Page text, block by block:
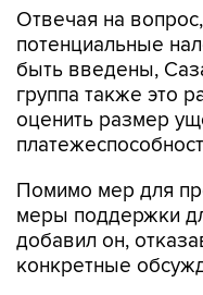
Отвечая на
потенциальные
быть введены,
группа также это
оценить размер
Помимо мер для
меры поддержки
добавил он,
конкретные